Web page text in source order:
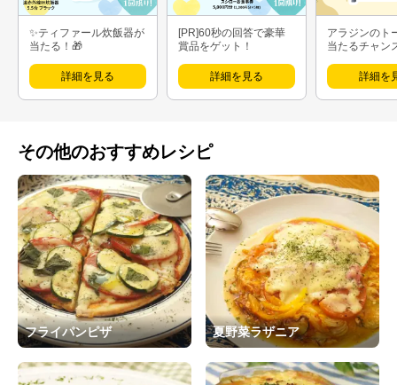
✨ティファール炊飯器が
当たる！🎁
詳細を見る
[PR]60秒の回答で豪華
賞品をゲット！
詳細を見る
アラジンのト
当たるチャン
詳細を
その他のおすすめレシピ
フライパンピザ 夏野菜ラザニア